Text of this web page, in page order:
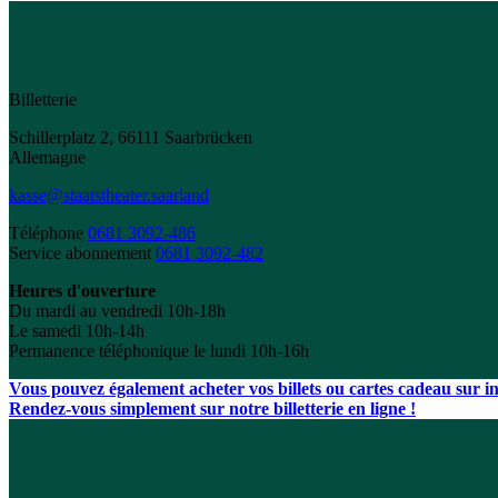
Billetterie
Schillerplatz 2, 66111 Saarbrücken
Allemagne
kasse@staatstheater.saarland
Téléphone 0681 3092-486
Service abonnement 0681 3092-482
Heures d'ouverture
Du mardi au vendredi 10h-18h
Le samedi 10h-14h
Permanence téléphonique le lundi 10h-16h
Vous pouvez également acheter vos billets ou cartes cadeau sur
Rendez-vous simplement sur notre billetterie en ligne !